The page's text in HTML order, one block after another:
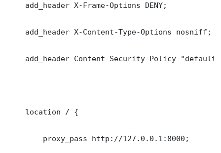
    add_header X-Frame-Options DENY;
    add_header X-Content-Type-Options nosniff;
add_header Content-Security-Policy
    location / {
        proxy_pass http://127.0.0.1:8000;